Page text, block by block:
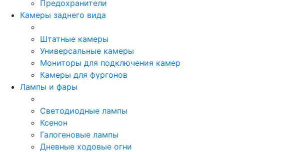
Предохранители
Камеры заднего вида
Штатные камеры
Универсальные камеры
Мониторы для подключения камер
Камеры для фургонов
Лампы и фары
Светодиодные лампы
Ксенон
Галогеновые лампы
Дневные ходовые огни